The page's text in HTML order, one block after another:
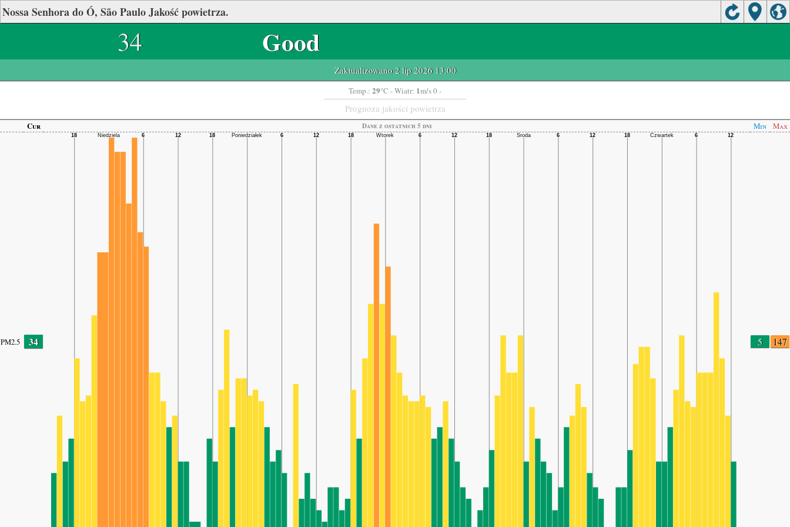
Nossa Senhora do Ó, São Paulo Jakość powietrza.
34 Good
Zaktualizowano 2 lip 2026 13:00
Temp.: 29°C - Wiatr: 1m/s 0 -
Prognoza jakości powietrza
Cur Dane z ostatnich 5 dni Min Max
PM2.5 34 5 147